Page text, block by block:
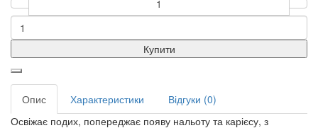
Купити
Опис Характеристики
Відгуки (0)
Освіжає подих, попереджає появу нальоту та карієсу, з